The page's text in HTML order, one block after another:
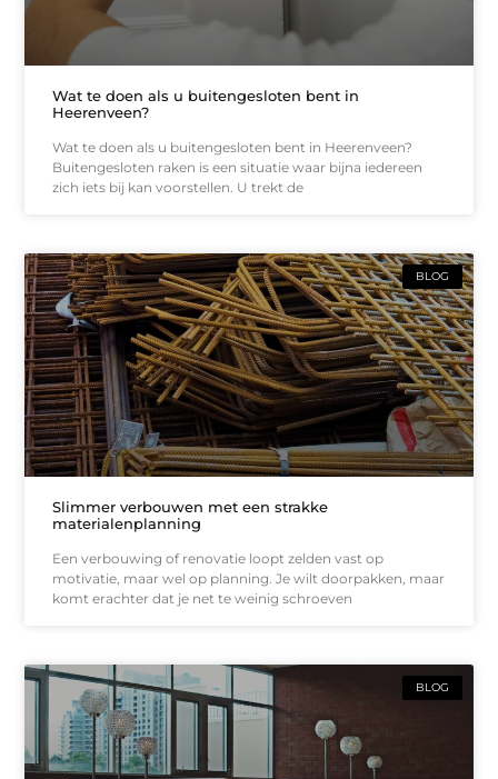
Wat te doen als u buitengesloten bent in
Heerenveen?
Wat te doen als u buitengesloten bent in Heerenveen?
Buitengesloten raken is een situatie waar bijna iedereen
zich iets bij kan voorstellen. U trekt de
BLOG
Slimmer verbouwen met een strakke
materialenplanning
Een verbouwing of renovatie loopt zelden vast op
motivatie, maar wel op planning. Je wilt doorpakken, maar
komt erachter dat je net te weinig schroeven
BLOG